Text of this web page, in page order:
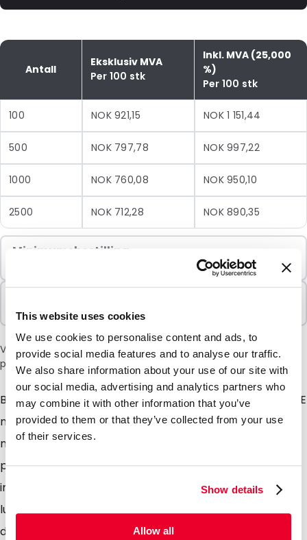
This website uses cookies
We use cookies to personalise content and ads, to
provide social media features and to analyse our traffic.
We also share information about your use of our site with
our social media, advertising and analytics partners who
may combine it with other information that you’ve
provided to them or that they’ve collected from your use
of their services.
Show details
Allow all
Antall
Eksklusiv MVA
Per 100 stk
Inkl. MVA (25,000
%)
Per 100 stk
100 NOK 921,15 NOK 1 151,44
500 NOK 797,78 NOK 997,22
1000 NOK 760,08 NOK 950,10
2500 NOK 712,28 NOK 890,35
Minimumsbestilling
100 Enheter
Vær oppmerksom på: et tillegg på 6 % vil bli lagt til i kassen
på grunn av den nåværende situasjonen i Midtøsten.
Både folien og grepslukkingen er produsert av 100 % PE
med et ekstra barrierebelegg vi kaller dette
materialet monopolymer. Etter bruk kan de brukte
posene legges i plastavfallsbeholdere eller på
innsamlingssteder og resirkuleres 100 %. Posene kan
lukkes på nytt med den integrerte gripelukningen, og
det er også mulig å forsegle posene med vanlige